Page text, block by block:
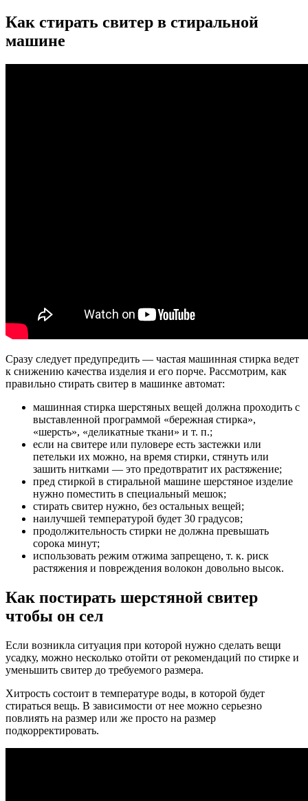
Как стирать свитер в стиральной
машине
Сразу следует предупредить — частая машинная стирка ведет
к снижению качества изделия и его порче. Рассмотрим, как
правильно стирать свитер в машинке автомат:
машинная стирка шерстяных вещей должна проходить с
выставленной программой «бережная стирка»,
«шерсть», «деликатные ткани» и т. п.;
если на свитере или пуловере есть застежки или
петельки их можно, на время стирки, стянуть или
зашить нитками — это предотвратит их растяжение;
пред стиркой в стиральной машине шерстяное изделие
нужно поместить в специальный мешок;
стирать свитер нужно, без остальных вещей;
наилучшей температурой будет 30 градусов;
продолжительность стирки не должна превышать
сорока минут;
использовать режим отжима запрещено, т. к. риск
растяжения и повреждения волокон довольно высок.
Как постирать шерстяной свитер
чтобы он сел
Если возникла ситуация при которой нужно сделать вещи
усадку, можно несколько отойти от рекомендаций по стирке и
уменьшить свитер до требуемого размера.
Хитрость состоит в температуре воды, в которой будет
стираться вещь. В зависимости от нее можно серьезно
повлиять на размер или же просто на размер
подкорректировать.